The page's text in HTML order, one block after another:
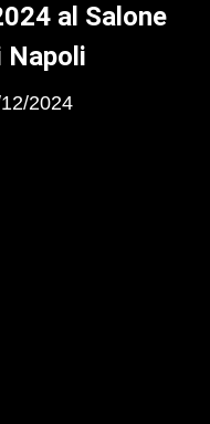
al Salone
Napoli
2024